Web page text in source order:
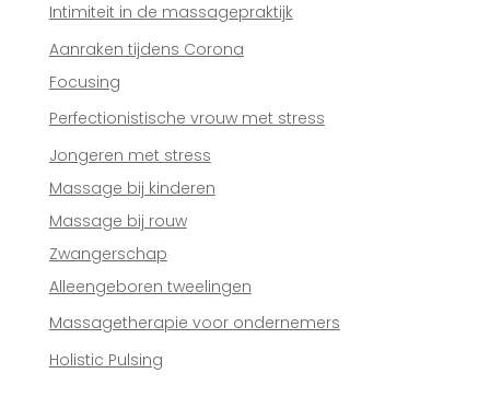
Intimiteit in de massagepraktijk
Aanraken tijdens Corona
Focusing
Perfectionistische vrouw met stress
Jongeren met stress
Massage bij kinderen
Massage bij rouw
Zwangerschap
Alleengeboren tweelingen
Massagetherapie voor ondernemers
Holistic Pulsing